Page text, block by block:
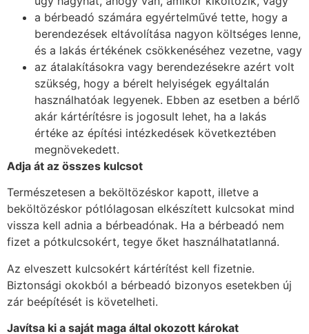
a bérbeadó számára egyértelművé tette, hogy a
berendezések eltávolítása nagyon költséges lenne,
és a lakás értékének csökkenéséhez vezetne, vagy
az átalakításokra vagy berendezésekre azért volt
szükség, hogy a bérelt helyiségek egyáltalán
használhatóak legyenek. Ebben az esetben a bérlő
akár kártérítésre is jogosult lehet, ha a lakás
értéke az építési intézkedések következtében
megnövekedett.
Adja át az összes kulcsot
Természetesen a beköltözéskor kapott, illetve a
beköltözéskor pótlólagosan elkészített kulcsokat mind
vissza kell adnia a bérbeadónak. Ha a bérbeadó nem
fizet a pótkulcsokért, tegye őket használhatatlanná.
Az elveszett kulcsokért kártérítést kell fizetnie.
Biztonsági okokból a bérbeadó bizonyos esetekben új
zár beépítését is követelheti.
Javítsa ki a saját maga által okozott károkat